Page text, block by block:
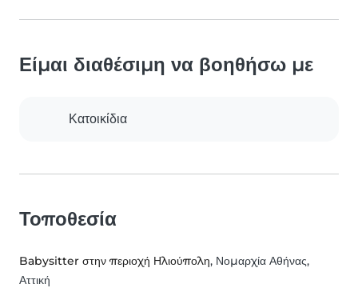
Είμαι διαθέσιμη να βοηθήσω με
Κατοικίδια
Τοποθεσία
Babysitter στην περιοχή Ηλιούπολη, Νομαρχία Αθήνας,
Αττική